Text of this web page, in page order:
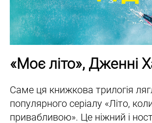
«Моє літо», Дженні
Саме ця книжкова трилогія
популярного серіалу «Літо,
привабливою». Це ніжний і